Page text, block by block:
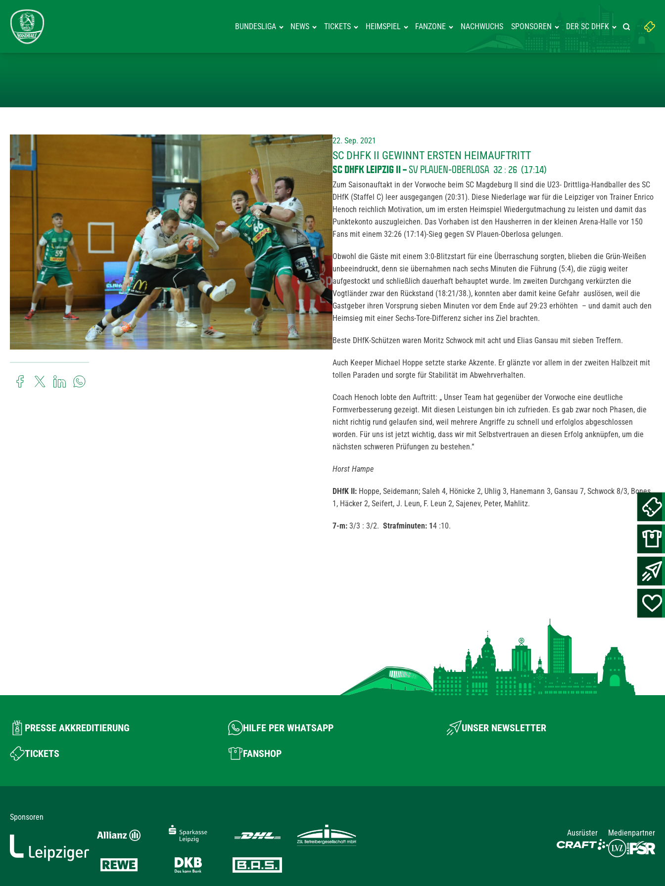
BUNDESLIGA NEWS TICKETS HEIMSPIEL FANZONE NACHWUCHS SPONSOREN DER SC DHFK
Suchbegriff
eingeben:
Suche
22. Sep. 2021
SC DHFK II GEWINNT ERSTEN HEIMAUFTRITT
SC DHFK LEIPZIG II –SV PLAUEN-OBERLOSA 32 : 26 (17:14)
Zum Saisonauftakt in der Vorwoche beim SC Magdeburg II sind die U23- Drittliga-Handballer des SC
DHfK (Staffel C) leer ausgegangen (20:31). Diese Niederlage war für die Leipziger von Trainer Enrico
Henoch reichlich Motivation, um im ersten Heimspiel Wiedergutmachung zu leisten und damit das
Punktekonto auszugleichen. Das Vorhaben ist den Hausherren in der kleinen Arena-Halle vor 150
Fans mit einem 32:26 (17:14)-Sieg gegen SV Plauen-Oberlosa gelungen.
Obwohl die Gäste mit einem 3:0-Blitzstart für eine Überraschung sorgten, blieben die Grün-Weißen
unbeeindruckt, denn sie übernahmen nach sechs Minuten die Führung (5:4), die zügig weiter
aufgestockt und schließlich dauerhaft behauptet wurde. Im zweiten Durchgang verkürzten die
Vogtländer zwar den Rückstand (18:21/38.), konnten aber damit keine Gefahr auslösen, weil die
Gastgeber ihren Vorsprung sieben Minuten vor dem Ende auf 29:23 erhöhten – und damit auch den
Heimsieg mit einer Sechs-Tore-Differenz sicher ins Ziel brachten.
Beste DHfK-Schützen waren Moritz Schwock mit acht und Elias Gansau mit sieben Treffern.
Auch Keeper Michael Hoppe setzte starke Akzente. Er glänzte vor allem in der zweiten Halbzeit mit
tollen Paraden und sorgte für Stabilität im Abwehrverhalten.
Coach Henoch lobte den Auftritt: „ Unser Team hat gegenüber der Vorwoche eine deutliche
Formverbesserung gezeigt. Mit diesen Leistungen bin ich zufrieden. Es gab zwar noch Phasen, die
nicht richtig rund gelaufen sind, weil mehrere Angriffe zu schnell und erfolglos abgeschlossen
worden. Für uns ist jetzt wichtig, dass wir mit Selbstvertrauen an diesen Erfolg anknüpfen, um die
nächsten schweren Prüfungen zu bestehen.“
Horst Hampe
DHfK II: Hoppe, Seidemann; Saleh 4, Hönicke 2, Uhlig 3, Hanemann 3, Gansau 7, Schwock 8/3, Bones
1, Häcker 2, Seifert, J. Leun, F. Leun 2, Sajenev, Peter, Mahlitz.
7-m: 3/3 : 3/2. Strafminuten: 14 :10.
PRESSE AKKREDITIERUNG HILFE PER WHATSAPP UNSER NEWSLETTER
TICKETS FANSHOP
Sponsoren
Ausrüster
Medienpartner